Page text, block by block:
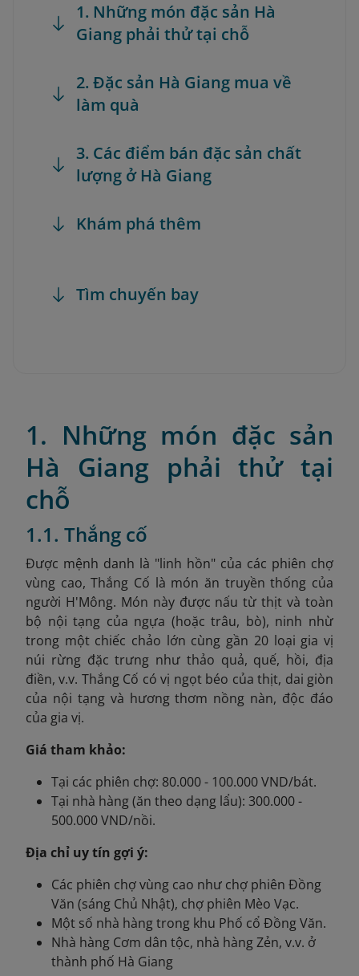
1. Những món đặc sản Hà
Giang phải thử tại chỗ
2. Đặc sản Hà Giang mua về
làm quà
3. Các điểm bán đặc sản chất
lượng ở Hà Giang
Khám phá thêm
Tìm chuyến bay
1. Những món đặc sản
Hà Giang phải thử tại
chỗ
1.1. Thắng cố
Được mệnh danh là "linh hồn" của các phiên chợ
vùng cao, Thắng Cố là món ăn truyền thống của
người H'Mông. Món này được nấu từ thịt và toàn
bộ nội tạng của ngựa (hoặc trâu, bò), ninh nhừ
trong một chiếc chảo lớn cùng gần 20 loại gia vị
núi rừng đặc trưng như thảo quả, quế, hồi, địa
điền, v.v. Thắng Cố có vị ngọt béo của thịt, dai giòn
của nội tạng và hương thơm nồng nàn, độc đáo
của gia vị.
Giá tham khảo:
Tại các phiên chợ: 80.000 - 100.000 VND/bát.
Tại nhà hàng (ăn theo dạng lẩu): 300.000 -
500.000 VND/nồi.
Địa chỉ uy tín gợi ý:
Các phiên chợ vùng cao như chợ phiên Đồng
Văn (sáng Chủ Nhật), chợ phiên Mèo Vạc.
Một số nhà hàng trong khu Phố cổ Đồng Văn.
Nhà hàng Cơm dân tộc, nhà hàng Zẻn, v.v. ở
thành phố Hà Giang